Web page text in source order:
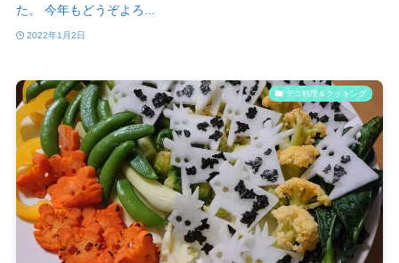
た。 今年もどうぞよろ...
2022年1月2日
デコ料理＆クッキング